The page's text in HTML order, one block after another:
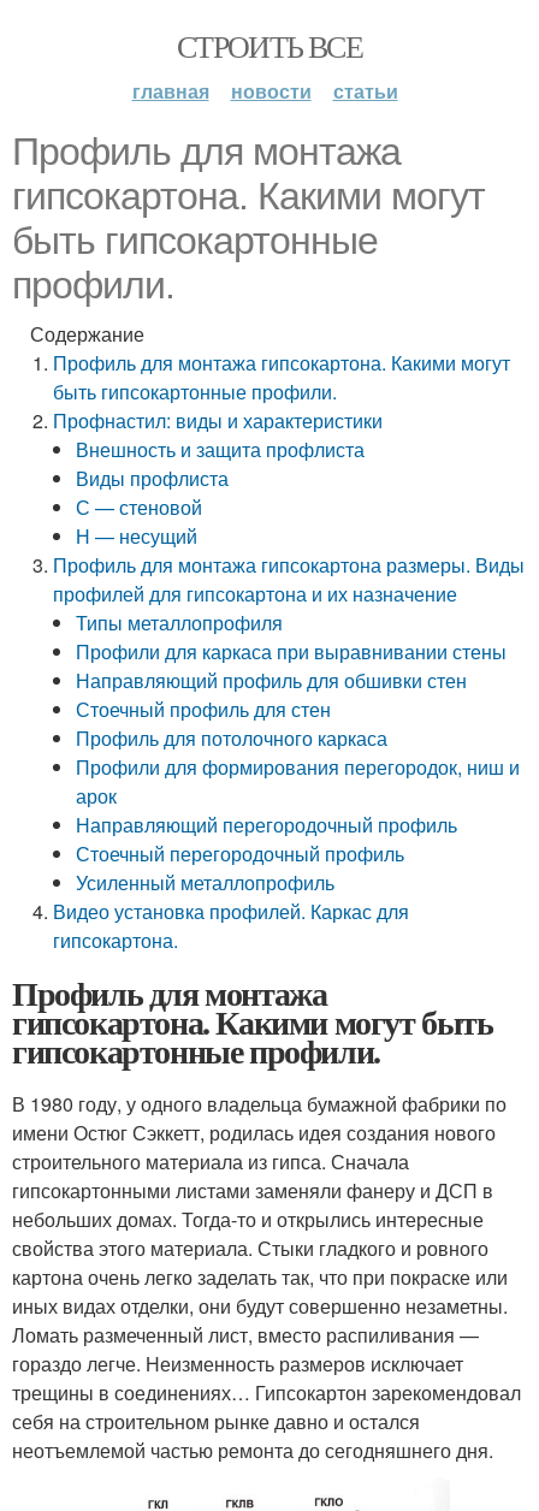
СТРОИТЬ ВСЕ
главная новости статьи
Профиль для монтажа
гипсокартона. Какими могут
быть гипсокартонные
профили.
Содержание
Профиль для монтажа гипсокартона. Какими могут
быть гипсокартонные профили.
Профнастил: виды и характеристики
Внешность и защита профлиста
Виды профлиста
С — стеновой
Н — несущий
Профиль для монтажа гипсокартона размеры. Виды
профилей для гипсокартона и их назначение
Типы металлопрофиля
Профили для каркаса при выравнивании стены
Направляющий профиль для обшивки стен
Стоечный профиль для стен
Профиль для потолочного каркаса
Профили для формирования перегородок, ниш и
арок
Направляющий перегородочный профиль
Стоечный перегородочный профиль
Усиленный металлопрофиль
Видео установка профилей. Каркас для
гипсокартона.
Профиль для монтажа
гипсокартона. Какими могут быть
гипсокартонные профили.
В 1980 году, у одного владельца бумажной фабрики по
имени Остюг Сэккетт, родилась идея создания нового
строительного материала из гипса. Сначала
гипсокартонными листами заменяли фанеру и ДСП в
небольших домах. Тогда-то и открылись интересные
свойства этого материала. Стыки гладкого и ровного
картона очень легко заделать так, что при покраске или
иных видах отделки, они будут совершенно незаметны.
Ломать размеченный лист, вместо распиливания —
гораздо легче. Неизменность размеров исключает
трещины в соединениях… Гипсокартон зарекомендовал
себя на строительном рынке давно и остался
неотъемлемой частью ремонта до сегодняшнего дня.